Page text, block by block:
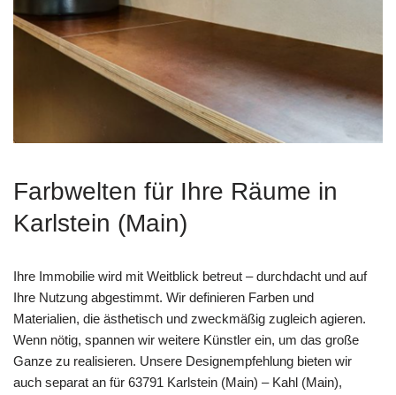
Farbwelten für Ihre Räume in
Karlstein (Main)
Ihre Immobilie wird mit Weitblick betreut – durchdacht und auf
Ihre Nutzung abgestimmt. Wir definieren Farben und
Materialien, die ästhetisch und zweckmäßig zugleich agieren.
Wenn nötig, spannen wir weitere Künstler ein, um das große
Ganze zu realisieren. Unsere Designempfehlung bieten wir
auch separat an für 63791 Karlstein (Main) – Kahl (Main),